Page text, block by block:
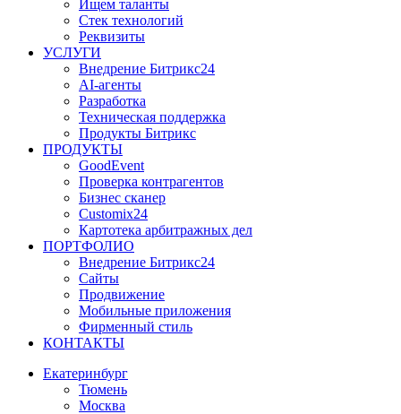
Ищем таланты
Стек технологий
Реквизиты
УСЛУГИ
Внедрение Битрикс24
AI-агенты
Разработка
Техническая поддержка
Продукты Битрикс
ПРОДУКТЫ
GoodEvent
Проверка контрагентов
Бизнес сканер
Customix24
Картотека арбитражных дел
ПОРТФОЛИО
Внедрение Битрикс24
Сайты
Продвижение
Мобильные приложения
Фирменный стиль
КОНТАКТЫ
Екатеринбург
Тюмень
Москва